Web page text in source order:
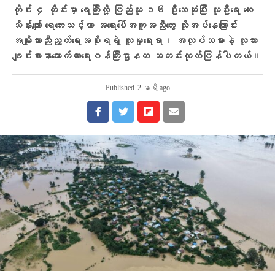
တိုင်း ၄ တိုင်းမှာ ရေကြီးလို့ ပြည်သူ ၁၆ ဦးသေဆုံးပြီး လူဦးရေ လေး
သိန်းကျော် ရေဘေးသင့်ကာ အရေးပေါ်အကူအညီတွေ လိုအပ်နေကြောင်း
အမျိုးသားညီညွတ်ရေးအစိုးရရဲ့ လူမှုရေးရာ၊ အလုပ်သမားနဲ့ လူသား
ချင်းစာနာထောက်ထားရေးဝန်ကြီးဌာနက သတင်းထုတ်ပြန်ပါတယ်။
Published 2 နာရီ ago